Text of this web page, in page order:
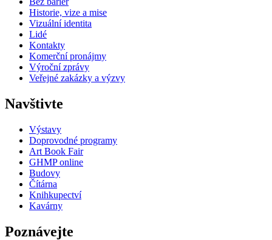
Historie, vize a mise
Vizuální identita
Lidé
Kontakty
Komerční pronájmy
Výroční zprávy
Veřejné zakázky a výzvy
Navštivte
Výstavy
Doprovodné programy
Art Book Fair
GHMP online
Budovy
Čítárna
Knihkupectví
Kavárny
Poznávejte